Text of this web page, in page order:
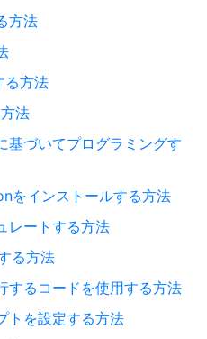
方法
る方法
法
基づいてプログラミングす
をインストールする方法
レートする方法
る方法
するコードを使用する方法
トを設定する方法